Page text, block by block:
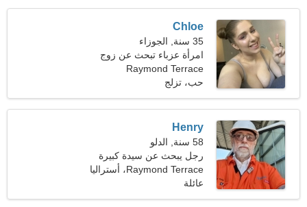
Chloe
35 سنة, الجوزاء
امرأة عزباء تبحث عن زوج
36-44
Raymond Terrace
حب، تزلج
Henry
58 سنة, الدلو
رجل يبحث عن سيدة كبيرة
50-56
Raymond Terrace، أستراليا
عائلة